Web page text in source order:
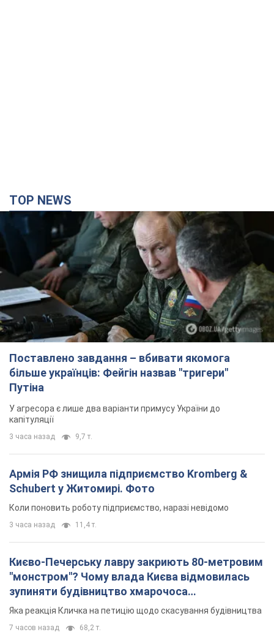
Поставлено завдання – вбивати якомога
більше українців: Фейгін назвав "тригери"
Путіна
У агресора є лише два варіанти примусу України до
капітуляції
3 часа назад 9,7 т.
Армія РФ знищила підприємство Kromberg &
Schubert у Житомирі. Фото
Коли поновить роботу підприємство, наразі невідомо
3 часа назад
Києво-Печерську лавру закриють 80-метровим
"монстром"? Чому влада Києва відмовилась
зупиняти будівництво хмарочоса
"московського вірянина"
Яка реакція Кличка на петицію щодо скасування будівництва
7 часов назад 68,2 т.